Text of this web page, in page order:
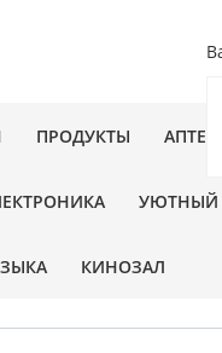
ПРОДУКТЫ АПТЕКА
УЮТНЫЙ
КИНОЗАЛ